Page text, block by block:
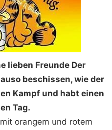
lieben Freunde Der
beschissen, wie der
Kampf und habt einen
Tag.
orangem und rotem